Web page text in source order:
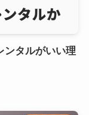
ンタルがいい理